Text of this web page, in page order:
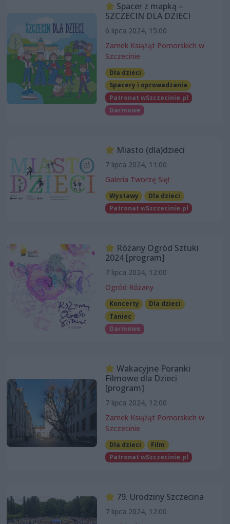
Spacer z mapką –
SZCZECIN DLA DZIECI
6 lipca 2024, 15:00
Zamek Książąt Pomorskich w
Szczecinie
Dla dzieci
Spacery i oprowadzania
Patronat wSzczecinie.pl
Darmowe
Miasto (dla)dzieci
7 lipca 2024, 11:00
Galeria Tworzę Się!
Wystawy
Dla dzieci
Patronat wSzczecinie.pl
Różany Ogród Sztuki
2024 [program]
7 lipca 2024, 12:00
Ogród Różany
Koncerty
Dla dzieci
Taniec
Darmowe
Wakacyjne Poranki
Filmowe dla Dzieci
[program]
7 lipca 2024, 12:00
Zamek Książąt Pomorskich w
Szczecinie
Dla dzieci
Film
Patronat wSzczecinie.pl
79. Urodziny Szczecina
7 lipca 2024, 12:00